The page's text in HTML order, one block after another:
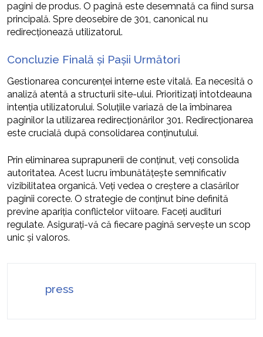
pagini de produs. O pagină este desemnată ca fiind sursa
principală. Spre deosebire de 301, canonical nu
redirecționează utilizatorul.
Concluzie Finală și Pașii Următori
Gestionarea concurenței interne este vitală. Ea necesită o
analiză atentă a structurii site-ului. Prioritizați întotdeauna
intenția utilizatorului. Soluțiile variază de la îmbinarea
paginilor la utilizarea redirecționărilor 301. Redirecționarea
este crucială după consolidarea conținutului.
Prin eliminarea suprapunerii de conținut, veți consolida
autoritatea. Acest lucru îmbunătățește semnificativ
vizibilitatea organică. Veți vedea o creștere a clasărilor
paginii corecte. O strategie de conținut bine definită
previne apariția conflictelor viitoare. Faceți audituri
regulate. Asigurați-vă că fiecare pagină servește un scop
unic și valoros.
press